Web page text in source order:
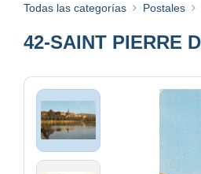
Todas las categorías Postales
42-SAINT PIERRE